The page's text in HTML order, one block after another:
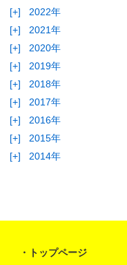
[+]
2022年
[+]
2021年
[+]
2020年
[+]
2019年
[+]
2018年
[+]
2017年
[+]
2016年
[+]
2015年
[+]
2014年
トップページ